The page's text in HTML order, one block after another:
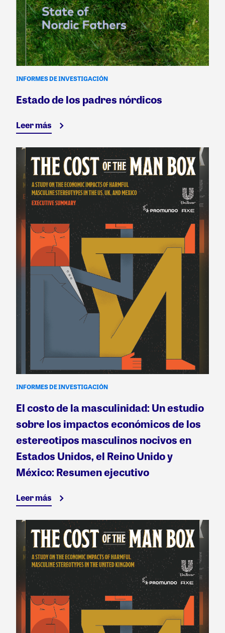
INFORMES DE INVESTIGACIÓN
Estado de los padres nórdicos
Leer más
INFORMES DE INVESTIGACIÓN
El costo de la masculinidad: Un estudio
sobre los impactos económicos de los
estereotipos masculinos nocivos en
Estados Unidos, el Reino Unido y
México: Resumen ejecutivo
Leer más